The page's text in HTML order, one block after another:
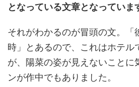
となっている文章となっていま
それがわかるのが冒頭の文。「
時」とあるので、これはホテル
が、陽菜の姿が見えないことに
ンが作中でもありました。